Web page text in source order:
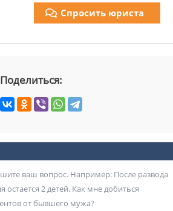
Спросить юриста
Поделиться: